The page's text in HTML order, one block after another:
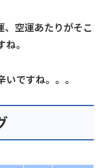
空運あたりがそこ
。
ですね。。。